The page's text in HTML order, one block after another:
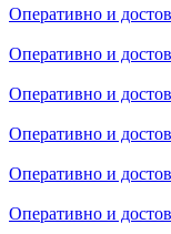
Оперативно и
Оперативно и
Оперативно и
Оперативно и
Оперативно и
Оперативно и